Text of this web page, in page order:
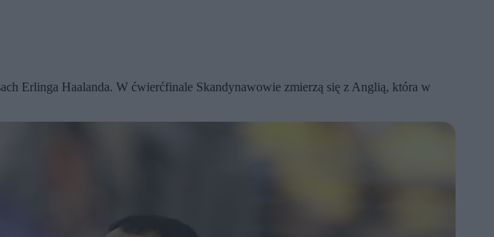
Erlinga Haalanda. W ćwierćfinale Skandynawowie zmierzą się z Anglią, która w